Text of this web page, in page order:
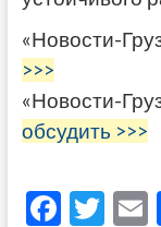
«Новости-
>>>
«Новости-
обсудить >>>
F T